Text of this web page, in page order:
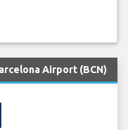
Airport (BCN)